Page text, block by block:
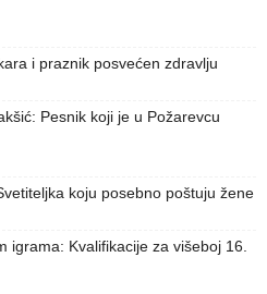
i praznik posvećen zdravlju
Pesnik koji je u Požarevcu
koju posebno poštuju žene
igrama: Kvalifikacije za višeboj 16.